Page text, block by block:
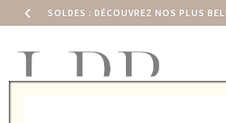
SOLDES : DÉCOUVREZ NOS PLUS